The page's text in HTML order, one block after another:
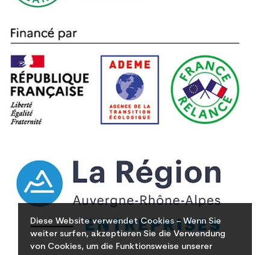
Diese Website verwendet Cookies – Wenn Sie
weiter surfen, akzeptieren Sie die Verwendung
von Cookies, um die Funktionsweise unserer